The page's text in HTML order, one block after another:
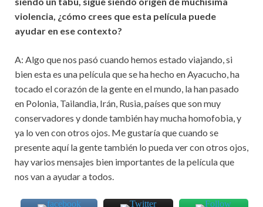
violencia, ¿cómo crees que esta película puede
ayudar en ese contexto?
A: Algo que nos pasó cuando hemos estado viajando, si
bien esta es una película que se ha hecho en Ayacucho, ha
tocado el corazón de la gente en el mundo, la han pasado
en Polonia, Tailandia, Irán, Rusia, países que son muy
conservadores y donde también hay mucha homofobia, y
ya lo ven con otros ojos. Me gustaría que cuando se
presente aquí la gente también lo pueda ver con otros ojos,
hay varios mensajes bien importantes de la película que
nos van a ayudar a todos.